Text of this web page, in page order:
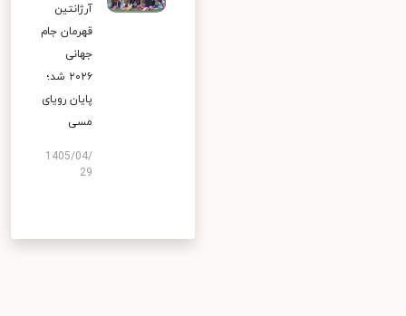
آرژانتین
قهرمان جام
جهانی
۲۰۲۶ شد؛
پایان رویای
مسی
1405/04/
29